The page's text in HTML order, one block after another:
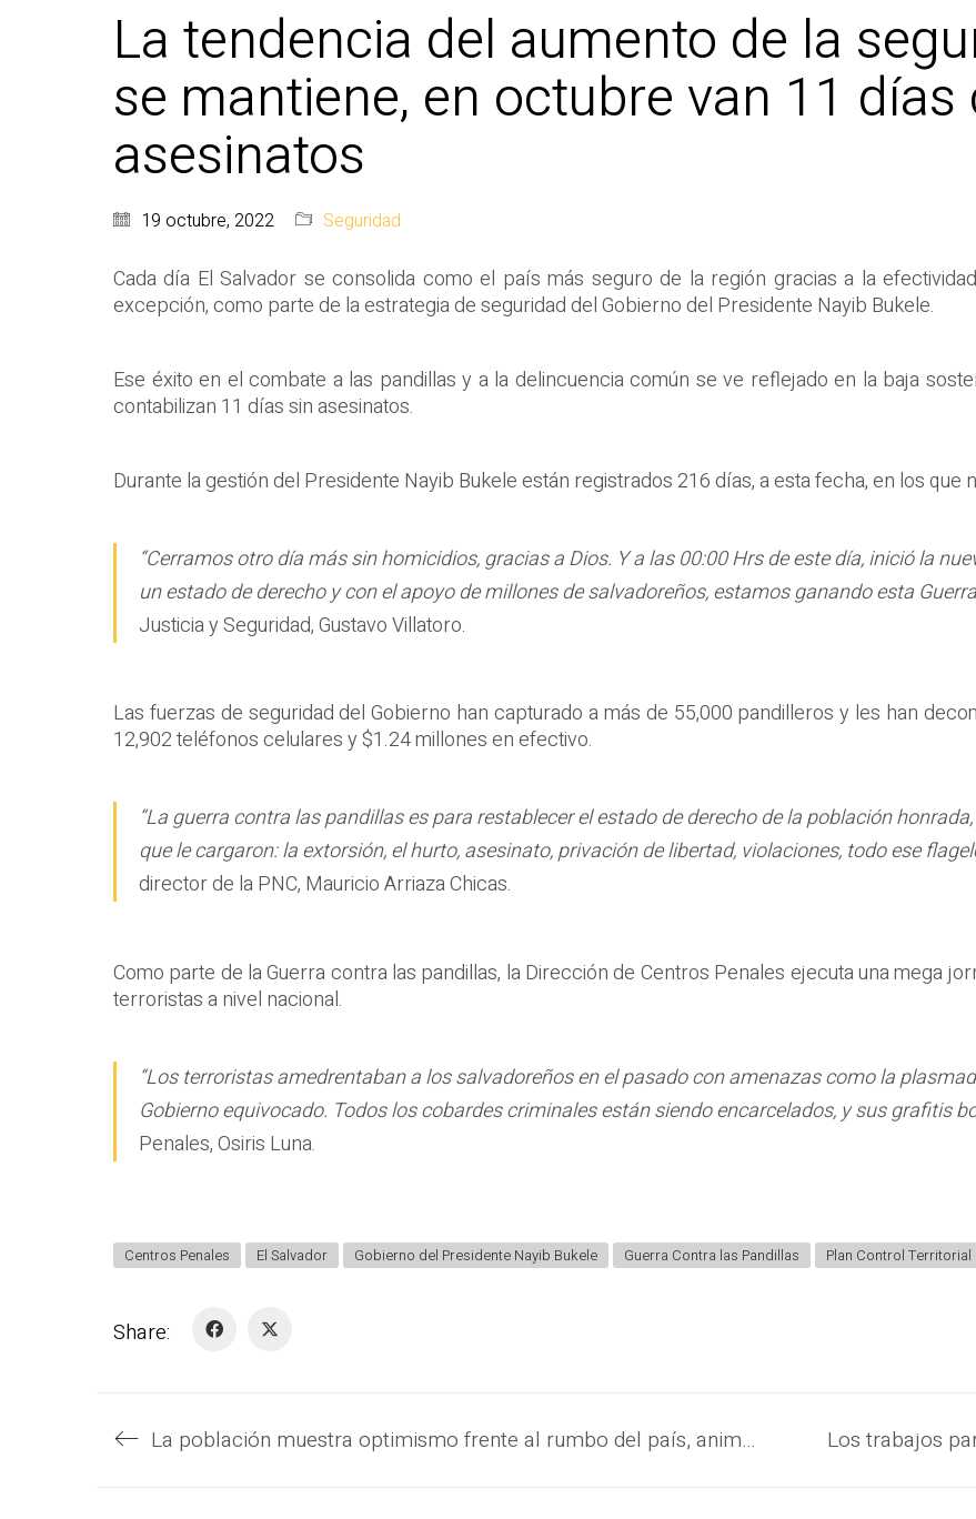
La tendencia del aumento de la
se mantiene, en octubre van 11
asesinatos
19 octubre, 2022 Seguridad
Cada día El Salvador se consolida como el país más seguro de la región gracias a la
excepción, como parte de la estrategia de seguridad del Gobierno del Presidente Nayib Bukele.
Ese éxito en el combate a las pandillas y a la delincuencia común se ve reflejado en la baja
contabilizan 11 días sin asesinatos.
Durante la gestión del Presidente Nayib Bukele están registrados 216 días, a esta fecha, en los que
“Cerramos otro día más sin homicidios, gracias a Dios. Y a las 00:00 Hrs de este día, inició la
un estado de derecho y con el apoyo de millones de salvadoreños, estamos ganando esta
Justicia y Seguridad, Gustavo Villatoro.
Las fuerzas de seguridad del Gobierno han capturado a más de 55,000 pandilleros y les han
12,902 teléfonos celulares y $1.24 millones en efectivo.
“La guerra contra las pandillas es para restablecer el estado de derecho de la población
que le cargaron: la extorsión, el hurto, asesinato, privación de libertad, violaciones, todo ese
director de la PNC, Mauricio Arriaza Chicas.
Como parte de la Guerra contra las pandillas, la Dirección de Centros Penales ejecuta una mega
terroristas a nivel nacional.
“Los terroristas amedrentaban a los salvadoreños en el pasado con amenazas como la
Gobierno equivocado. Todos los cobardes criminales están siendo encarcelados, y sus grafitis
Penales, Osiris Luna.
Centros Penales El Salvador Gobierno del Presidente Nayib Bukele Guerra Contra las Pandillas Plan Control Territorial
Share:
La población muestra optimismo frente al rumbo del país, animada por el liderazgo del Presidente Nayib Bukele